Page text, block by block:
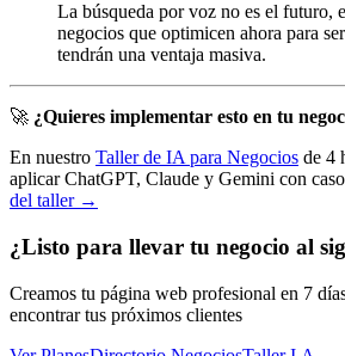
La búsqueda por voz no es el futuro,
negocios que optimicen ahora para
tendrán una ventaja masiva.
🚀 ¿Quieres implementar esto en tu
En nuestro Taller de IA para Negocios de 4
aplicar ChatGPT, Claude y Gemini con
del taller →
¿Listo para llevar tu negocio al
Creamos tu página web profesional en 7
encontrar tus próximos clientes